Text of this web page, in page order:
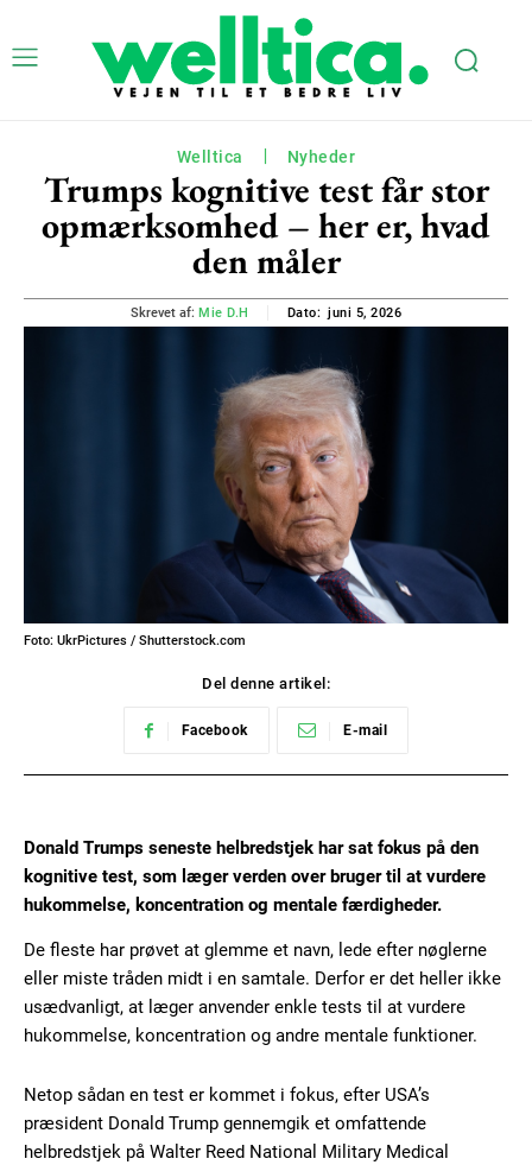
Welltica Nyheder
Trumps kognitive test får stor
opmærksomhed – her er, hvad
den måler
Skrevet af: Mie D.H Dato: juni 5, 2026
Foto: UkrPictures / Shutterstock.com
Del denne artikel:
Facebook E-mail
Donald Trumps seneste helbredstjek har sat fokus på den
kognitive test, som læger verden over bruger til at vurdere
hukommelse, koncentration og mentale færdigheder.
De fleste har prøvet at glemme et navn, lede efter nøglerne
eller miste tråden midt i en samtale. Derfor er det heller ikke
usædvanligt, at læger anvender enkle tests til at vurdere
hukommelse, koncentration og andre mentale funktioner.
Netop sådan en test er kommet i fokus, efter USA’s
præsident Donald Trump gennemgik et omfattende
helbredstjek på Walter Reed National Military Medical